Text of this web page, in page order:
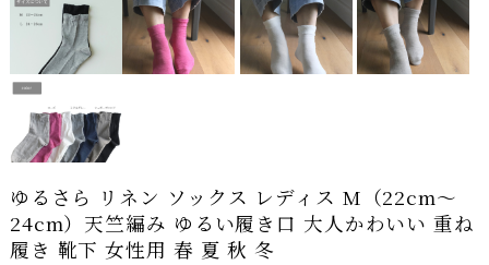
ゆるさら リネン ソックス レディス M（22cm～
24cm）天竺編み ゆるい履き口 大人かわいい 重ね
履き 靴下 女性用 春 夏 秋 冬